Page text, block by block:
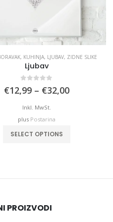
, KUHINJA, LJUBAV, ZIDNE SLIKE
Ljubav
€12,99 – €32,00Price
Inkl. MwSt.
plus Postarina
SELECT OPTIONS
PROIZVODI